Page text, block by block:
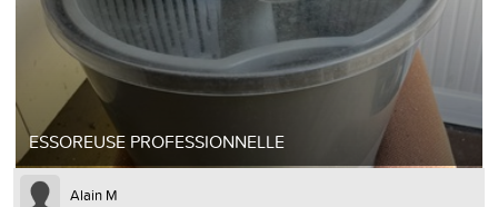
ESSOREUSE PROFESSIONNELLE
Alain M